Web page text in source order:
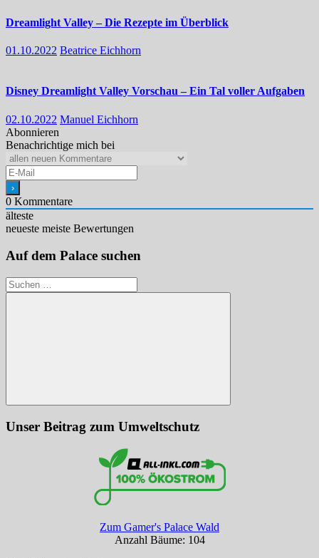
Dreamlight Valley – Die Rezepte im Überblick
01.10.2022 Beatrice Eichhorn
Disney Dreamlight Valley Vorschau – Ein Tal voller Aufgaben
02.10.2022 Manuel Eichhorn
Abonnieren
Benachrichtige mich bei
0 Kommentare
älteste
neueste meiste Bewertungen
Auf dem Palace suchen
Suchen
nach:
Suchen
Unser Beitrag zum Umweltschutz
Zum Gamer's Palace Wald
Anzahl Bäume: 104